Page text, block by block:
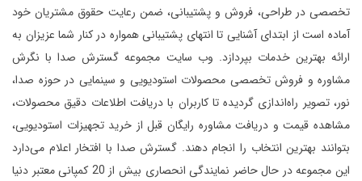
تخصصی در طراحی، فروش و پشتیبانی، ضمن رعایت حقوق مشتریان خود
آماده است از ابتدای آشنایی تا انتهای پشتیبانی همواره در کنار شما عزیزان به
ارائه بهترین خدمات بپردازد. وب سایت مجموعه گسترش صدا با نگرش
مشاوره و فروش تخصصی محصولات استودیویی و سینمایی در حوزه صدا،
نور، تصویر راه‌اندازی گردیده تا کاربران با دریافت اطلاعات دقیق محصولات،
مشاهده قیمت و دریافت مشاوره رایگان قبل از خرید تجهیزات استودیویی،
بتوانند بهترین انتخاب را انجام دهند. گسترش صدا با افتخار اعلام می‌دارد
این مجموعه در حال حاضر نمایندگی انحصاری بیش از 20 کمپانی معتبر دنیا